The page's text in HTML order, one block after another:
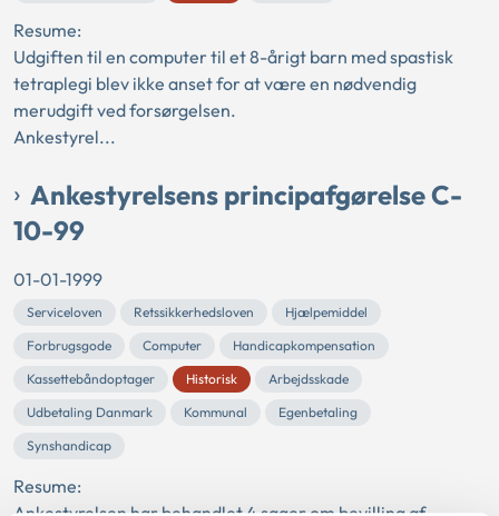
Resume:
Udgiften til en computer til et 8-årigt barn med spastisk
tetraplegi blev ikke anset for at være en nødvendig
merudgift ved forsørgelsen.
Ankestyrel...
Ankestyrelsens principafgørelse C-
10-99
01-01-1999
Serviceloven Retssikkerhedsloven
Hjælpemiddel
Forbrugsgode
Computer
Handicapkompensation
Kassettebåndoptager
Historisk
Arbejdsskade
Udbetaling Danmark
Kommunal
Egenbetaling
Synshandicap
Resume: